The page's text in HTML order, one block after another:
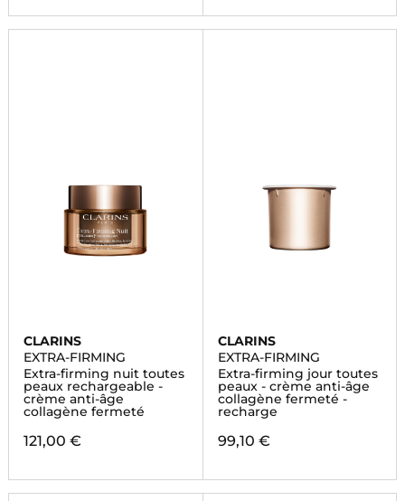
CLARINS
EXTRA-FIRMING
Extra-firming nuit toutes
peaux rechargeable -
crème anti-âge
collagène fermeté
121,00 €
CLARINS
EXTRA-FIRMING
Extra-firming jour toutes
peaux - crème anti-âge
collagène fermeté -
recharge
99,10 €